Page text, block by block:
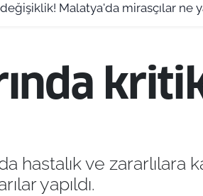
Malatya'da mirasçılar ne
ve zararlılara
yapıldı.